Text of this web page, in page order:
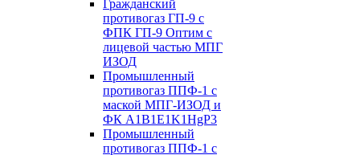
Гражданский
противогаз ГП-9 с
ФПК ГП-9 Оптим с
лицевой частью МПГ
ИЗОД
Промышленный
противогаз ППФ-1 с
маской МПГ-ИЗОД и
ФК А1B1E1K1HgP3
Промышленный
противогаз ППФ-1 с